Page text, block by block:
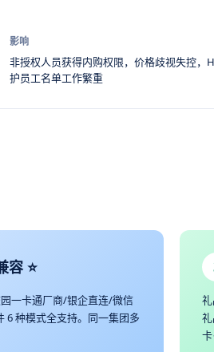
影响
非授权人员获得内购权限，价格歧视失控，
护员工名单工作繁重
容 ⭐
一卡通厂商/银企直连/微信
6 种模式全支持。同一集团多